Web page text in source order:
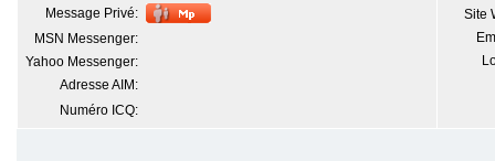
Site
Message Privé:
MSN Messenger:
Yahoo Messenger:
Adresse AIM:
Numéro ICQ: